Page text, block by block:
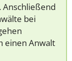
Anschließend
bei
einen Anwalt